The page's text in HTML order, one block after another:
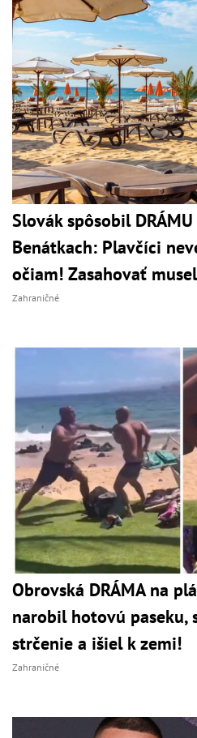
Slovák spôsobil
Benátkach: Plavčíci
očiam! Zasahovať
Zahraničné
Obrovská DRÁMA na
narobil hotovú paseku,
strčenie a išiel k zemi!
Zahraničné